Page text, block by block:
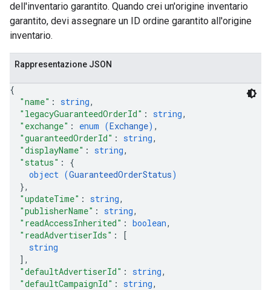
dell'inventario garantito. Quando crei un'origine inventario
garantito, devi assegnare un ID ordine garantito all'origine
inventario.
Rappresentazione JSON
{
"name" : string,
"legacyGuaranteedOrderId" : string,
"exchange" : enum (Exchange) ,
"guaranteedOrderId" : string,
"displayName" : string,
"status" : {
object (GuaranteedOrderStatus)
},
"updateTime" : string,
"publisherName" : string,
"readAccessInherited" : boolean,
"readAdvertiserIds" :
[
string
] ,
"defaultAdvertiserId" : string,
"defaultCampaignId" : string,